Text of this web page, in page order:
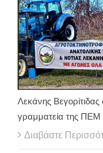
Λεκάνης Βεγορίτιδας
γραμματεία της ΠΕΜ
Διαβάστε